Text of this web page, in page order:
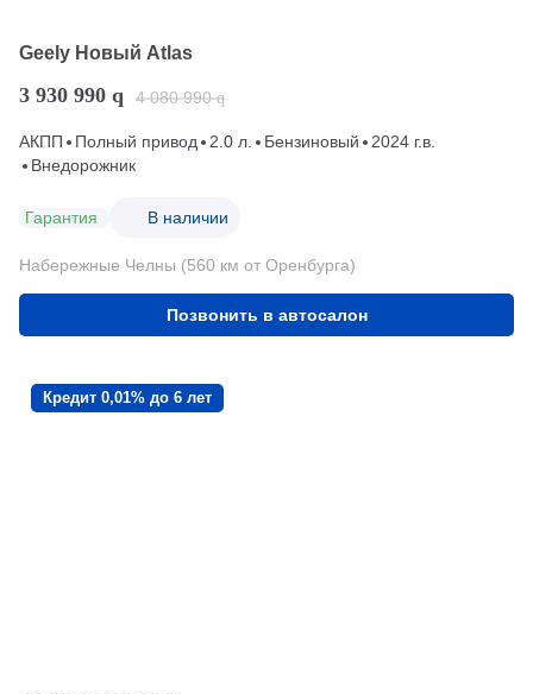
Geely Новый Atlas
3 930 990 q 4 080 990 q
АКПП Полный привод 2.0 л. Бензиновый
2024 г.в.
Внедорожник
Гарантия В наличии
Набережные Челны (560 км от Оренбурга)
Позвонить в автосалон
Кредит 0,01% до 6 лет